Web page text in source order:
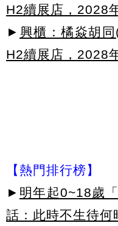
H2續展店，2028
► 興櫃：橘焱胡
H2續展店，2028
【熱門排行榜】
► 明年起0~18歲
話：此時不生待何